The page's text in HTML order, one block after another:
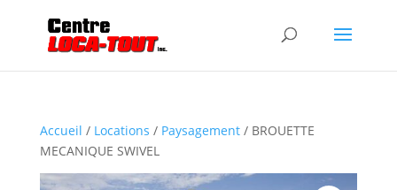
Accueil / Locations / Paysagement/ BROUETTE
MECANIQUE SWIVEL